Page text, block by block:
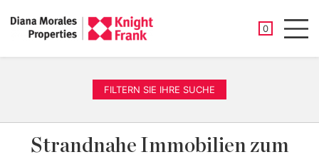
0
FILTERN SIE IHRE SUCHE
Strandnahe Immobilien zum